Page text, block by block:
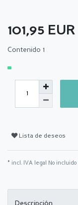
101,95 EUR
Contenido 1
Lista de deseos
* incl. IVA legal No incluido
Descripción